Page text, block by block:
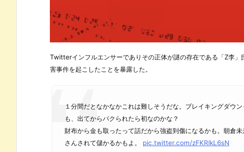
Twitterインフルエンサーでありその正体が謎の存在である「Z李
害事件を起こしたことを暴露した。
１分間だとなかなかこれは難しそうだな。ブレイキングダウ
も、出てからパクられたら初なのかな？
財布から金も取ったって話だから強盗到傷になるかも。朝倉
さんされて儲かるかもよ。 pic.twitter.com/zFKRlkL6sN